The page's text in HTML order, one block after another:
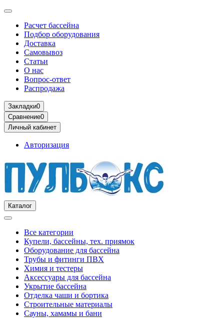
Расчет бассейна
Подбор оборудования
Доставка
Самовывоз
Статьи
О нас
Вопрос-ответ
Распродажа
Закладки0
Сравнение0
Личный кабинет
Авторизация
Каталог
Все категории
Купели, бассейны, тех. приямок
Оборудование для бассейна
Трубы и фитинги ПВХ
Химия и тестеры
Аксессуары для бассейна
Укрытие бассейна
Отделка чаши и бортика
Строительные материалы
Сауны, хамамы и бани